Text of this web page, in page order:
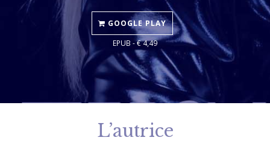
GOOGLE PLAY
EPUB - € 4,49
L’autrice